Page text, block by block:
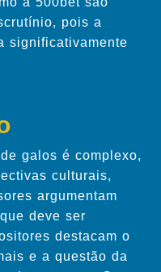
pois a
significativamente
galos é complexo,
culturais,
argumentam
deve ser
destacam o
e a questão da